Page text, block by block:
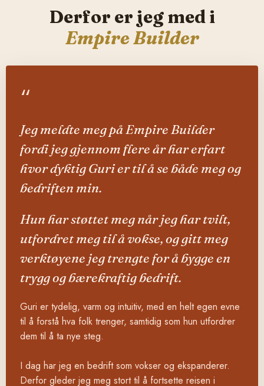
Derfor er jeg med i
Empire Builder
“
Jeg meldte meg på Empire Builder
fordi jeg gjennom flere år har erfart
hvor dyktig Guri er til å se både meg og
bedriften min.
Hun har støttet meg når jeg har tvilt,
utfordret meg til å vokse, og gitt meg
verktøyene jeg trengte for å bygge en
trygg og bærekraftig bedrift.
Guri er tydelig, varm og intuitiv, med en helt egen evne
til å forstå hva folk trenger, samtidig som hun utfordrer
dem til å ta nye steg.
I dag har jeg en bedrift som vokser og ekspanderer.
Derfor gleder jeg meg stort til å fortsette reisen i